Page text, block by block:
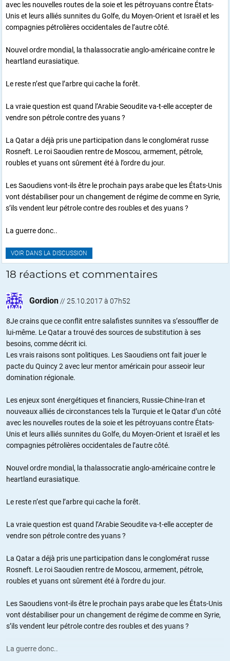
avec les nouvelles routes de la soie et les pétroyuans contre États-
Unis et leurs alliés sunnites du Golfe, du Moyen-Orient et Israël et les
compagnies pétrolières occidentales de l’autre côté.
Nouvel ordre mondial, la thalassocratie anglo-américaine contre le
heartland eurasiatique.
Le reste n’est que l’arbre qui cache la forêt.
La vraie question est quand l’Arabie Seoudite va-t-elle accepter de
vendre son pétrole contre des yuans ?
La Qatar a déjà pris une participation dans le conglomérat russe
Rosneft. Le roi Saoudien rentre de Moscou, armement, pétrole,
roubles et yuans ont sûrement été à l’ordre du jour.
Les Saoudiens vont-ils être le prochain pays arabe que les États-Unis
vont déstabiliser pour un changement de régime de comme en Syrie,
s’ils vendent leur pétrole contre des roubles et des yuans ?
La guerre donc..
VOIR DANS LA DISCUSSION
18 réactions et commentaires
Gordion// 25.10.2017 à 07h52
8Je crains que ce conflit entre salafistes sunnites va s’essouffler de
lui-même. Le Qatar a trouvé des sources de substitution à ses
besoins, comme décrit ici.
Les vrais raisons sont politiques. Les Saoudiens ont fait jouer le
pacte du Quincy 2 avec leur mentor américain pour asseoir leur
domination régionale.
Les enjeux sont énergétiques et financiers, Russie-Chine-Iran et
nouveaux alliés de circonstances tels la Turquie et le Qatar d’un côté
avec les nouvelles routes de la soie et les pétroyuans contre États-
Unis et leurs alliés sunnites du Golfe, du Moyen-Orient et Israël et les
compagnies pétrolières occidentales de l’autre côté.
Nouvel ordre mondial, la thalassocratie anglo-américaine contre le
heartland eurasiatique.
Le reste n’est que l’arbre qui cache la forêt.
La vraie question est quand l’Arabie Seoudite va-t-elle accepter de
vendre son pétrole contre des yuans ?
La Qatar a déjà pris une participation dans le conglomérat russe
Rosneft. Le roi Saoudien rentre de Moscou, armement, pétrole,
roubles et yuans ont sûrement été à l’ordre du jour.
Les Saoudiens vont-ils être le prochain pays arabe que les États-Unis
vont déstabiliser pour un changement de régime de comme en Syrie,
s’ils vendent leur pétrole contre des roubles et des yuans ?
La guerre donc..